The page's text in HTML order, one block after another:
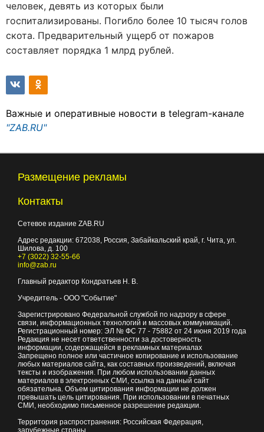
человек, девять из которых были
госпитализированы. Погибло более 10 тысяч голов
скота. Предварительный ущерб от пожаров
составляет порядка 1 млрд рублей.
Важные и оперативные новости в telegram-канале
"ZAB.RU"
Размещение рекламы
Контакты
Сетевое издание ZAB.RU
Адрес редакции: 672038, Россия, Забайкальский край, г. Чита, ул.
Шилова, д. 100
+7 (3022) 32-55-66
info@zab.ru
Главный редактор Кондратьев Н. В.
Учредитель - ООО "Событие"
Зарегистрировано Федеральной службой по надзору в сфере
связи, информационных технологий и массовых коммуникаций.
Регистрационный номер: ЭЛ № ФС 77 - 75882 от 24 июня 2019 года
Редакция не несет ответственности за достоверность
информации, содержащейся в рекламных материалах
Запрещено полное или частичное копирование и использование
любых материалов сайта, как составных произведений, включая
тексты и изображения. При любом использовании данных
материалов в электронных СМИ, ссылка на данный сайт
обязательна. Объем цитирования информации не должен
превышать цель цитирования. При использовании в печатных
СМИ, необходимо письменное разрешение редакции.
Территория распространения: Российская Федерация,
зарубежные страны